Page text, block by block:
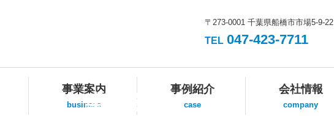
〒273-0001 千葉県船橋市市場5-9-22
TEL 047-423-7711
事業案内
business
事例紹介
case
会社情報
company
事例紹介